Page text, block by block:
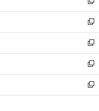
開
く
い
ウ
ィ
ン
ド
ウ
で
開
く
新
し
い
ウ
ィ
ン
ド
ウ
で
開
新
し
い
ウ
ィ
ン
ド
ウ
新
し
い
ウ
ィ
ン
新
し
い
ウ
新
し